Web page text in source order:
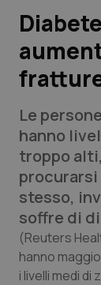
Lavoro e
Scienza e
Studi e
Lettere al
Edizioni
QS Pro
Le
hanno
troppo
procurarsi
stesso,
soffre di
(Reuters
hanno
i livelli medi